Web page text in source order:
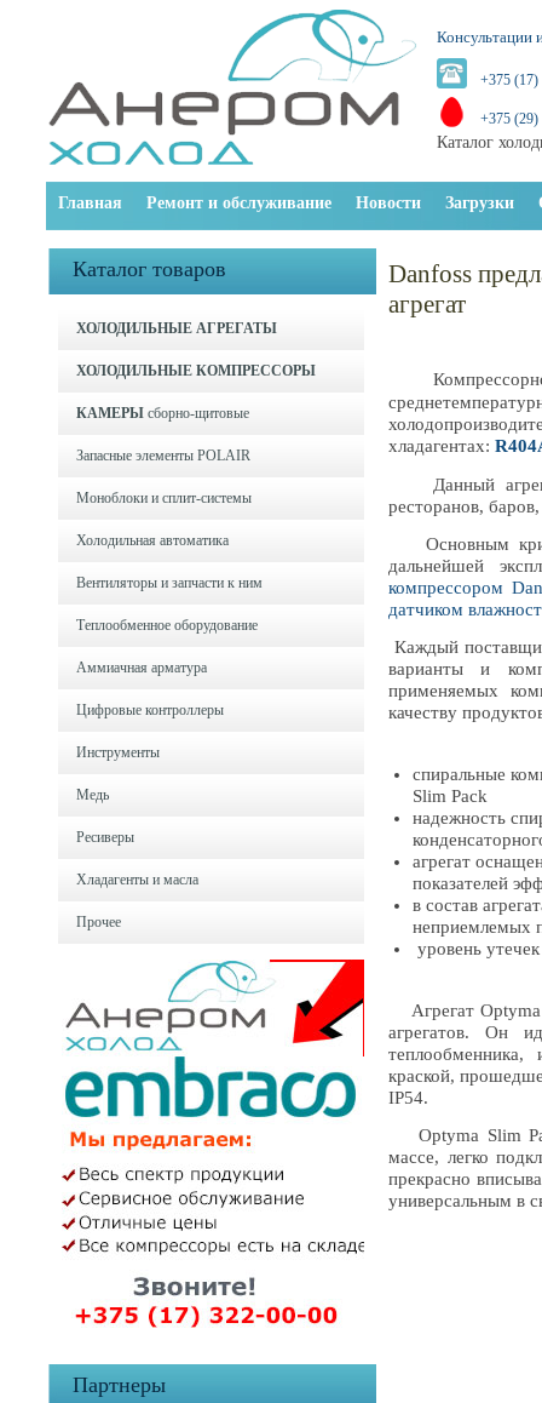
Консультации
+375 (17)
+375 (29)
Каталог
Главная Ремонт и обслуживание Новости Загрузки
Каталог товаров
ХОЛОДИЛЬНЫЕ АГРЕГАТЫ
ХОЛОДИЛЬНЫЕ КОМПРЕССОРЫ
КАМЕРЫ сборно-щитовые
Запасные элементы POLAIR
Моноблоки и cплит-системы
Холодильная автоматика
Вентиляторы и запчасти к ним
Теплообменное оборудование
Аммиачная арматура
Цифровые контроллеры
Инструменты
Медь
Ресиверы
Хладагенты и масла
Прочее
Партнеры
Danfoss
агрегат
Компрессорно-
хладагентах:
Данный
ресторанов,
Основным
дальнейшей
компрессором
датчиком
Каждый
варианты и
применяемых
качеству
спиральные
Slim Pack
надежность
агрегат
показателей
в состав
неприемлемых
уровень
Агрегат Optyma
агрегатов. Он
теплообменника,
краской,
IP54.
Optyma Slim
массе, легко
прекрасно
универсальным в